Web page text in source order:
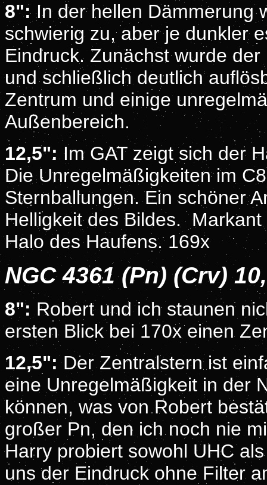
8": In der hellen Dämmerung
schwierig zu, aber je dunkler
Eindruck. Zunächst wurde
und schließlich deutlich
Zentrum und einige
Außenbereich.
12,5":Im GAT zeigt sich der
Die Unregelmäßigkeiten im
Sternballungen. Ein schöner
Helligkeit des Bildes.
Halo des Haufens. 169x
NGC 4361 (Pn) (Crv)
8": Robert und ich staunen
ersten Blick bei 170x einen
12,5":Der Zentralstern ist
eine Unregelmäßigkeit in der
können, was von Robert
großer Pn, den ich noch nie
Harry probiert sowohl UHC
uns der Eindruck ohne Filter